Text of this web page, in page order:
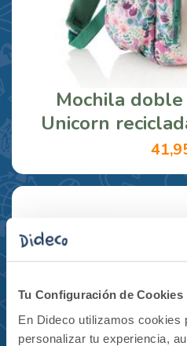
Tu Configuración de Cookies
En Dideco utilizamos cookies
personalizar tu experiencia,
Mochila doble
Unicorn